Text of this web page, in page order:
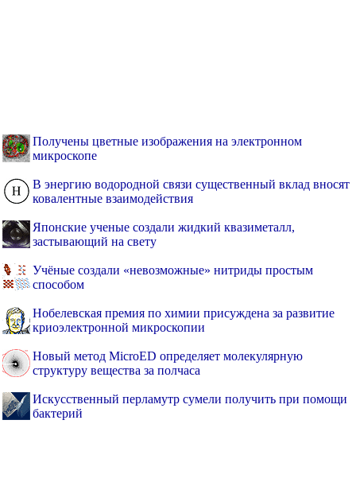
Получены цветные изображения на электронном
микроскопе
В энергию водородной связи существенный вклад вносят
ковалентные взаимодействия
Японские ученые создали жидкий квазиметалл,
застывающий на свету
Учёные создали «невозможные» нитриды простым
способом
Нобелевская премия по химии присуждена за развитие
криоэлектронной микроскопии
Новый метод MicroED определяет молекулярную
структуру вещества за полчаса
Искусственный перламутр сумели получить при помощи
бактерий